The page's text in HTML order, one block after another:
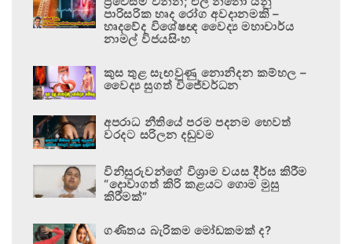
පාරිසරික හෘද රෝග අවදානමකි –
හෘදවේද විශේෂඥ වෛද්‍ය මහාචාර්ය
නාමල් විජයසිංහ
කුස තුළ සැඟවුණු නොනිදන කම්හල –
වෛද්‍ය සුගත් විජේවර්ධන
අපරාධ නීතියේ පරම පදනම හෙවත්
වරදට සරිලන දඬුවම
විනිසුරුවන්ගේ විශ්‍රාම වයස දීර්ඝ කිරීම
“දොවාගත් කිරි කළයට ගොම මුසු
කිරීමක්”
ගණිතය බැරිකම මෝඩකමක් ද?